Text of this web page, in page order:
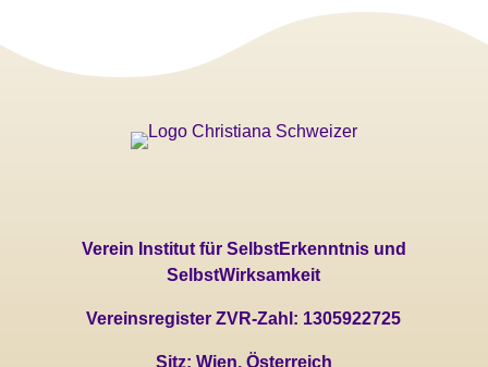
Verein Institut für SelbstErkenntnis und
SelbstWirksamkeit
Vereinsregister ZVR-Zahl: 1305922725
Sitz: Wien, Österreich